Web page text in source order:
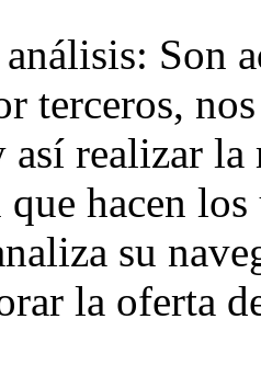
Son
terceros,
así realizar
hacen
su
la oferta